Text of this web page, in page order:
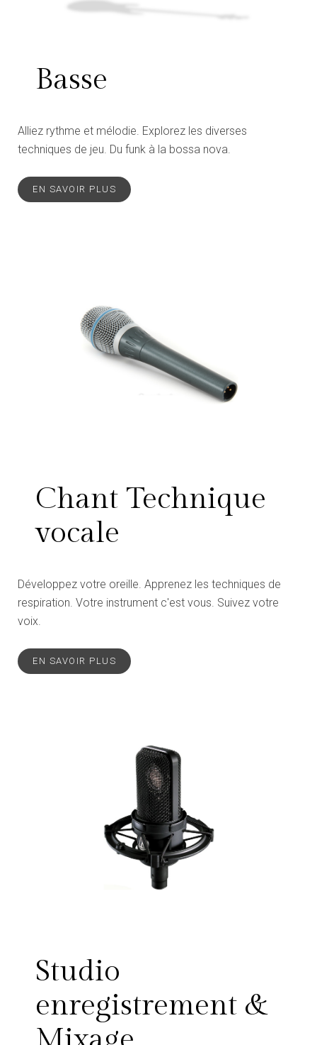
Basse
Alliez rythme et mélodie. Explorez les diverses
techniques de jeu. Du funk à la bossa nova.
EN SAVOIR PLUS
Chant Technique
vocale
Développez votre oreille. Apprenez les techniques de
respiration. Votre instrument c'est vous. Suivez votre
voix.
EN SAVOIR PLUS
Studio
enregistrement &